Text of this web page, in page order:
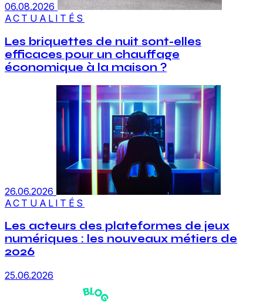
06.08.2026
ACTUALITÉS
Les briquettes de nuit sont-elles
efficaces pour un chauffage
économique à la maison ?
26.06.2026
ACTUALITÉS
Les acteurs des plateformes de jeux
numériques : les nouveaux métiers de
2026
25.06.2026